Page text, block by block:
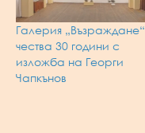
Галерия „Възраждане“
чества 30 години с
изложба на Георги
Чапкънов